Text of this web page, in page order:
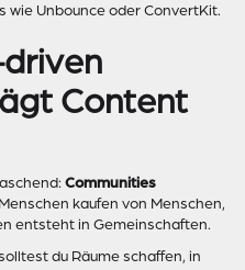
Unbounce oder ConvertKit.
Content
Communities
kaufen von Menschen,
entsteht in Gemeinschaften.
du Räume schaffen, in